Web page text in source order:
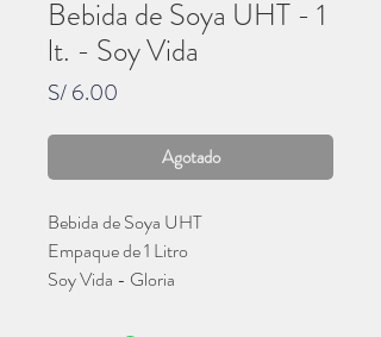
Bebida de Soya UHT - 1
lt. - Soy Vida
S/ 6.00
Agotado
Bebida de Soya UHT
Empaque de 1 Litro
Soy Vida - Gloria